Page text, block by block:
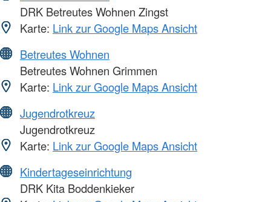
DRK Betreutes Wohnen Zingst
Karte: Link zur Google Maps Ansicht
Betreutes Wohnen
Betreutes Wohnen Grimmen
Karte: Link zur Google Maps Ansicht
Jugendrotkreuz
Jugendrotkreuz
Karte: Link zur Google Maps Ansicht
Kindertageseinrichtung
DRK Kita Boddenkieker